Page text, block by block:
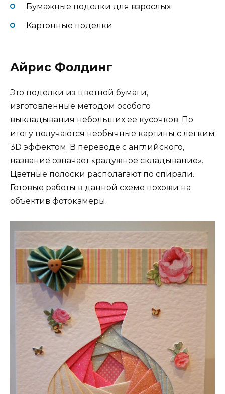
Бумажные поделки для взрослых
Картонные поделки
Айрис Фолдинг
Это поделки из цветной бумаги,
изготовленные методом особого
выкладывания небольших ее кусочков. По
итогу получаются необычные картины с легким
3D эффектом. В переводе с английского,
название означает «радужное складывание».
Цветные полоски располагают по спирали.
Готовые работы в данной схеме похожи на
объектив фотокамеры.